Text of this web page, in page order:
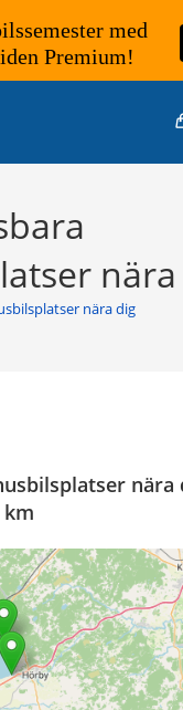
nära dig
nära
med
Premium!